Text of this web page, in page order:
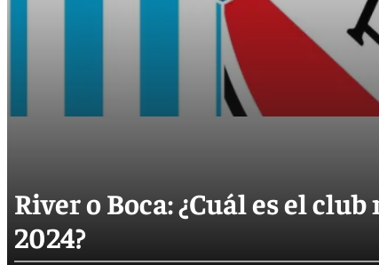
River o Boca: ¿Cuál es el
2024?